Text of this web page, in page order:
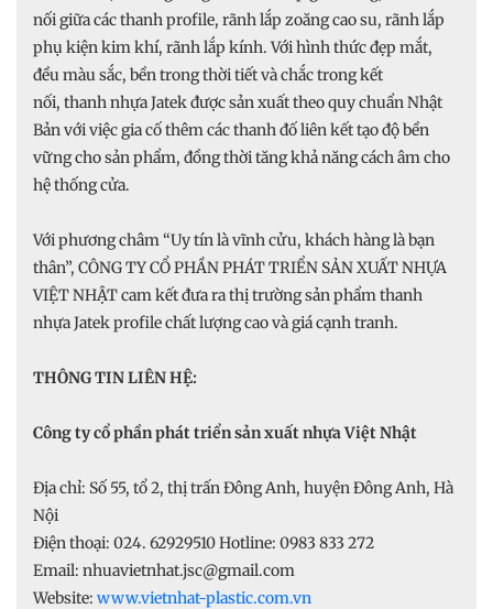
nối giữa các thanh profile, rãnh lắp zoăng cao su, rãnh lắp
phụ kiện kim khí, rãnh lắp kính. Với hình thức đẹp mắt,
đều màu sắc, bền trong thời tiết và chắc trong kết
nối, thanh nhựa Jatek được sản xuất theo quy chuẩn Nhật
Bản với việc gia cố thêm các thanh đố liên kết tạo độ bền
vững cho sản phẩm, đồng thời tăng khả năng cách âm cho
hệ thống cửa.
Với phương châm “Uy tín là vĩnh cửu, khách hàng là bạn
thân”, CÔNG TY CỔ PHẦN PHÁT TRIỂN SẢN XUẤT NHỰA
VIỆT NHẬT cam kết đưa ra thị trường sản phẩm thanh
nhựa Jatek profile chất lượng cao và giá cạnh tranh.
THÔNG TIN LIÊN HỆ:
Công ty cổ phần phát triển sản xuất nhựa Việt Nhật
Địa chỉ: Số 55, tổ 2, thị trấn Đông Anh, huyện Đông Anh, Hà
Nội
Điện thoại: 024. 62929510 Hotline: 0983 833 272
Email: nhuavietnhat.jsc@gmail.com
Website: www.vietnhat-plastic.com.vn